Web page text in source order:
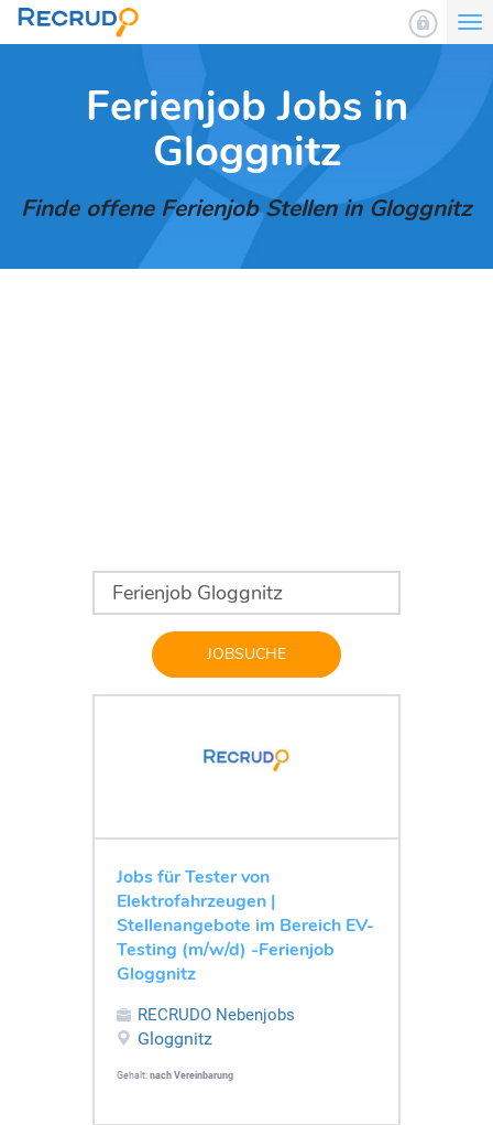
Ferienjob Jobs in
Gloggnitz
Finde offene Ferienjob Stellen in Gloggnitz
JOBSUCHE
Jobs für Tester von
Elektrofahrzeugen |
Stellenangebote im Bereich EV-
Testing (m/w/d) -Ferienjob
Gloggnitz
RECRUDO Nebenjobs
Gloggnitz
Gehalt: nach Vereinbarung